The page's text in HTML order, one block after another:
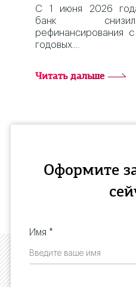
С 1 июня 2026
банк
рефинансирования
годовых.
Читать дальше
Оформите
Имя *